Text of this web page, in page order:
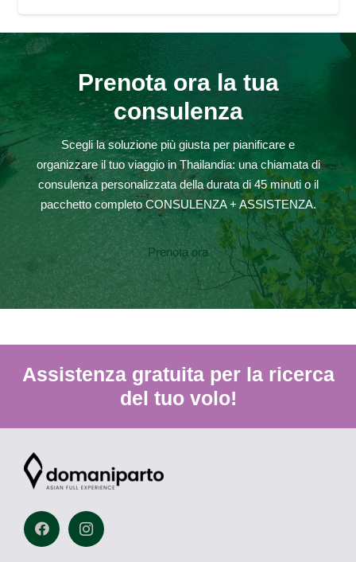
Prenota ora la tua
consulenza
Scegli la soluzione più giusta per pianificare e
organizzare il tuo viaggio in Thailandia: una chiamata di
consulenza personalizzata della durata di 45 minuti o il
pacchetto completo CONSULENZA + ASSISTENZA.
Prenota ora
Assistenza gratuita per la ricerca
del tuo volo!